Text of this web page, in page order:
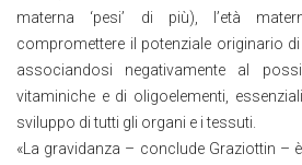
materna ‘pesi’ di più), l’età
compromettere il potenziale originario
associandosi negativamente al
vitaminiche e di oligoelementi,
sviluppo di tutti gli organi e i tessuti.
«La gravidanza – conclude Graziottin –